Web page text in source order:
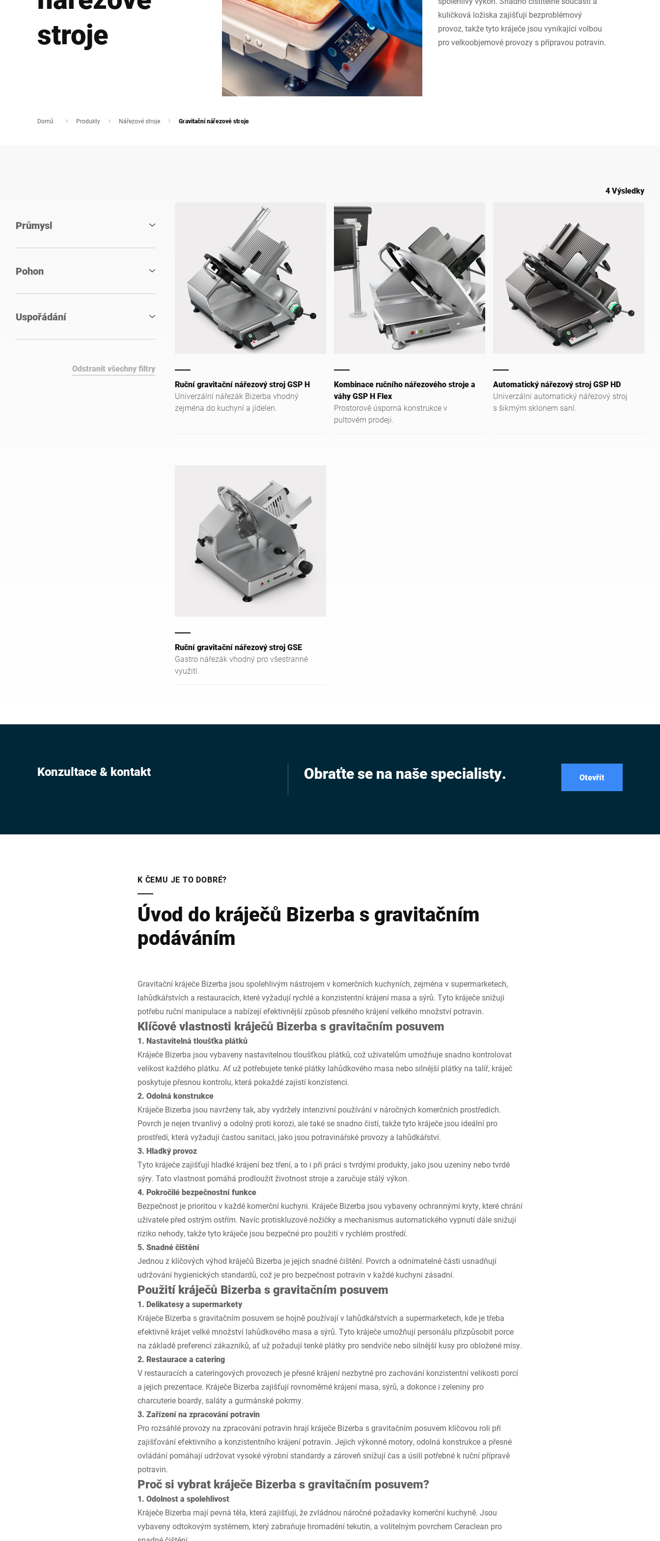
Švýcarsko Turecko Ukrajina
Spojené království
Afrika
Globální web
stroje
kuličková ložiska zajišťují bezproblémový
provoz, takže tyto kráječe jsou vynikající volbou
pro velkoobjemové provozy s přípravou potravin.
Domů Produkty Nářezové stroje Gravitační nářezové stroje
4 Výsledky
Průmysl
Pohon
Uspořádání
Odstranit všechny filtry
Ruční gravitační nářezový stroj GSP H
Univerzální nářezák Bizerba vhodný
zejména do kuchyní a jídelen.
Kombinace ručního nářezového stroje a
váhy GSP H Flex
Prostorově úsporná konstrukce v
pultovém prodeji.
Automatický nářezový stroj GSP HD
Univerzální automatický nářezový stroj
s šikmým sklonem saní.
Ruční gravitační nářezový stroj GSE
Gastro nářezák vhodný pro všestranné
využití.
Konzultace & kontakt Obraťte se na naše specialisty. Otevřít
K ČEMU JE TO DOBRÉ?
Úvod do kráječů Bizerba s gravitačním
podáváním
Gravitační kráječe Bizerba jsou spolehlivým nástrojem v komerčních kuchyních, zejména v supermarketech,
lahůdkářstvích a restauracích, které vyžadují rychlé a konzistentní krájení masa a sýrů. Tyto kráječe snižují
potřebu ruční manipulace a nabízejí efektivnější způsob přesného krájení velkého množství potravin.
Klíčové vlastnosti kráječů Bizerba s gravitačním posuvem
1. Nastavitelná tloušťka plátků
Kráječe Bizerba jsou vybaveny nastavitelnou tloušťkou plátků, což uživatelům umožňuje snadno kontrolovat
velikost každého plátku. Ať už potřebujete tenké plátky lahůdkového masa nebo silnější plátky na talíř, kráječ
poskytuje přesnou kontrolu, která pokaždé zajistí konzistenci.
2. Odolná konstrukce
Kráječe Bizerba jsou navrženy tak, aby vydržely intenzivní používání v náročných komerčních prostředích.
Povrch je nejen trvanlivý a odolný proti korozi, ale také se snadno čistí, takže tyto kráječe jsou ideální pro
prostředí, která vyžadují častou sanitaci, jako jsou potravinářské provozy a lahůdkářství.
3. Hladký provoz
Tyto kráječe zajišťují hladké krájení bez tření, a to i při práci s tvrdými produkty, jako jsou uzeniny nebo tvrdé
sýry. Tato vlastnost pomáhá prodloužit životnost stroje a zaručuje stálý výkon.
4. Pokročilé bezpečnostní funkce
Bezpečnost je prioritou v každé komerční kuchyni. Kráječe Bizerba jsou vybaveny ochrannými kryty, které chrání
uživatele před ostrým ostřím. Navíc protiskluzové nožičky a mechanismus automatického vypnutí dále snižují
riziko nehody, takže tyto kráječe jsou bezpečné pro použití v rychlém prostředí.
5. Snadné čištění
Jednou z klíčových výhod kráječů Bizerba je jejich snadné čištění. Povrch a odnímatelné části usnadňují
udržování hygienických standardů, což je pro bezpečnost potravin v každé kuchyni zásadní.
Použití kráječů Bizerba s gravitačním posuvem
1. Delikatesy a supermarkety
Kráječe Bizerba s gravitačním posuvem se hojně používají v lahůdkářstvích a supermarketech, kde je třeba
efektivně krájet velké množství lahůdkového masa a sýrů. Tyto kráječe umožňují personálu přizpůsobit porce
na základě preferencí zákazníků, ať už požadují tenké plátky pro sendviče nebo silnější kusy pro obložené mísy.
2. Restaurace a catering
V restauracích a cateringových provozech je přesné krájení nezbytné pro zachování konzistentní velikosti porcí
a jejich prezentace. Kráječe Bizerba zajišťují rovnoměrné krájení masa, sýrů, a dokonce i zeleniny pro
charcuterie boardy, saláty a gurmánské pokrmy.
3. Zařízení na zpracování potravin
Pro rozsáhlé provozy na zpracování potravin hrají kráječe Bizerba s gravitačním posuvem klíčovou roli při
zajišťování efektivního a konzistentního krájení potravin. Jejich výkonné motory, odolná konstrukce a přesné
ovládání pomáhají udržovat vysoké výrobní standardy a zároveň snižují čas a úsilí potřebné k ruční přípravě
potravin.
Proč si vybrat kráječe Bizerba s gravitačním posuvem?
1. Odolnost a spolehlivost
Kráječe Bizerba mají pevná těla, která zajišťují, že zvládnou náročné požadavky komerční kuchyně. Jsou
vybaveny odtokovým systémem, který zabraňuje hromadění tekutin, a volitelným povrchem Ceraclean pro